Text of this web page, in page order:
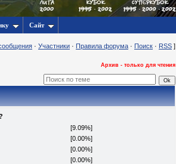
Сайт
· Участники · Правила форума · Поиск · RSS ]
Архив - только для чтения
[9.09%]
[0.00%]
[0.00%]
[0.00%]